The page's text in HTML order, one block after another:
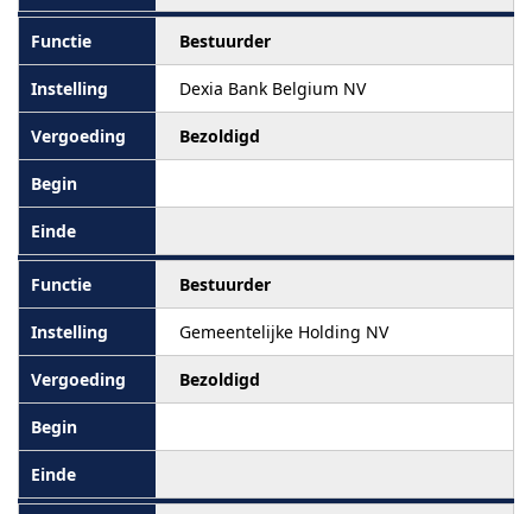
Bestuurder
Dexia Bank Belgium NV
Bezoldigd
Bestuurder
Gemeentelijke Holding NV
Bezoldigd